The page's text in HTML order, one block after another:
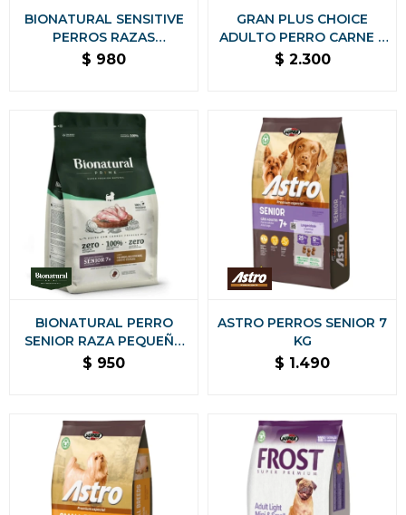
BIONATURAL SENSITIVE
PERROS RAZAS
PEQUEÑAS 2.5 Kg
$ 980
GRAN PLUS CHOICE
ADULTO PERRO CARNE Y
POLLO 20 KG NUTRICION
$ 2.300
BIONATURAL PERRO
SENIOR RAZA PEQUEÑA
2.5 KG
$ 950
ASTRO PERROS SENIOR 7
KG
$ 1.490